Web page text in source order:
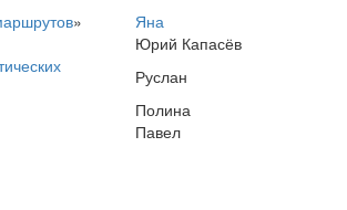
» Яна
Юрий Капасёв
Руслан
Полина
Павел